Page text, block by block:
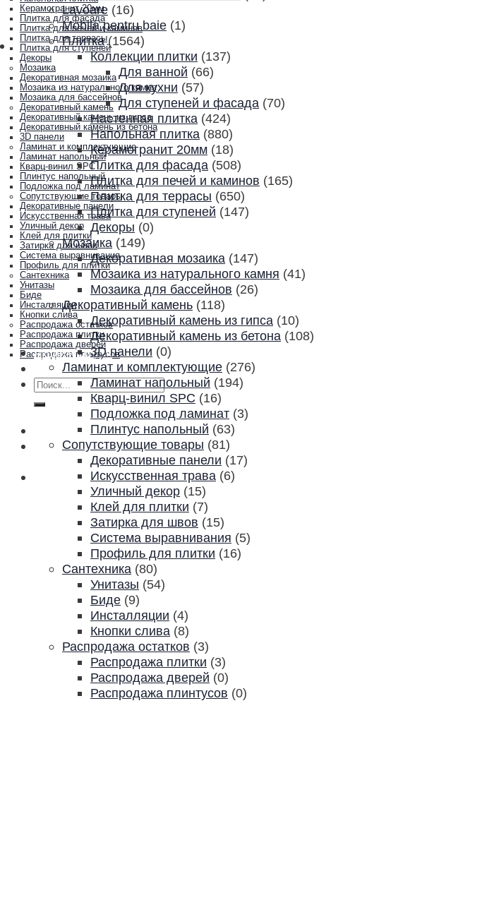
Керамогранит 20мм
Плитка для фасада
Плитка для печей и каминов
Плитка для террасы
Плитка для ступеней
Декоры
Мозаика
Декоративная мозаика
Мозаика из натурального камня
Мозаика для бассейнов
Декоративный камень
Декоративный камень из гипса
Декоративный камень из бетона
3D панели
Ламинат и комплектующие
Ламинат напольный
Кварц-винил SPC
Плинтус напольный
Подложка под ламинат
Сопутствующие товары
Декоративные панели
Искусственная трава
Уличный декор
Клей для плитки
Затирка для швов
Система выравнивания
Профиль для плитки
Сантехника
Унитазы
Биде
Инсталляции
Кнопки слива
Распродажа остатков
Распродажа плитки
Распродажа дверей
Распродажа плинтусов
Акции и скидки
Контакты
Искать:
Lavoare (16)
Mobila pentru baie (1)
Плитка (1564)
Коллекции плитки (137)
Для ванной (66)
Для кухни (57)
Для ступеней и фасада (70)
Настенная плитка (424)
Напольная плитка (880)
Керамогранит 20мм (18)
Плитка для фасада (508)
Плитка для печей и каминов (165)
Плитка для террасы (650)
Плитка для ступеней (147)
Декоры (0)
Мозаика (149)
Декоративная мозаика (147)
Мозаика из натурального камня (41)
Мозаика для бассейнов (26)
Декоративный камень (118)
Декоративный камень из гипса (10)
Декоративный камень из бетона (108)
3D панели (0)
Ламинат и комплектующие (276)
Ламинат напольный (194)
Кварц-винил SPC (16)
Подложка под ламинат (3)
Плинтус напольный (63)
Сопутствующие товары (81)
Декоративные панели (17)
Искусственная трава (6)
Уличный декор (15)
Клей для плитки (7)
Затирка для швов (15)
Система выравнивания (5)
Профиль для плитки (16)
Сантехника (80)
Унитазы (54)
Биде (9)
Инсталляции (4)
Кнопки слива (8)
Распродажа остатков (3)
Распродажа плитки (3)
Распродажа дверей (0)
Распродажа плинтусов (0)